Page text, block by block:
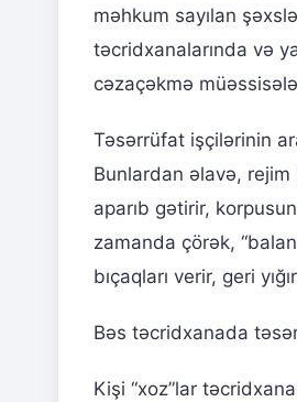
məhkum sayılan
təcridxanalarında və
cəzaçəkmə
Təsərrüfat işçilərinin
Bunlardan əlavə, rejim
aparıb gətirir,
zamanda çörək,
bıçaqları verir, geri
Bəs təcridxanada
Kişi “xoz”lar